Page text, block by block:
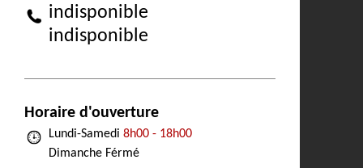
indisponible
indisponible
Horaire d'ouverture
Lundi-Samedi 8h00 - 18h00
Dimanche Férmé